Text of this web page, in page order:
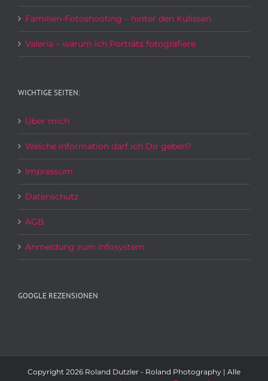
Familien-Fotoshooting – hinter den Kulissen
Valeria – warum ich Porträts fotografiere
WICHTIGE SEITEN:
Über mich
Welche Information darf ich Dir geben?
Impressum
Datenschutz
AGB
Anmeldung zum Infosystem
GOOGLE REZENSIONEN
Copyright 2026 Roland Dutzler - Roland Photography | Alle